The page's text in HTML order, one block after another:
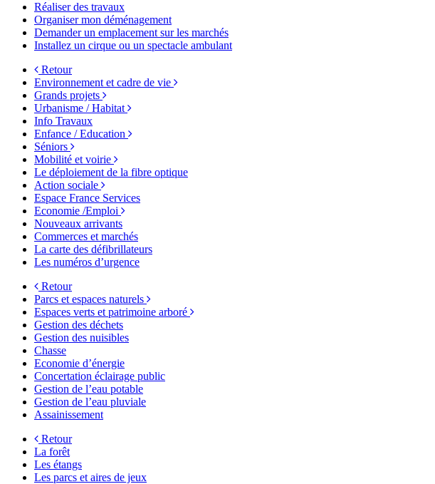
Réaliser des travaux
Organiser mon déménagement
Demander un emplacement sur les marchés
Installez un cirque ou un spectacle ambulant
Retour
Environnement et cadre de vie
Grands projets
Urbanisme / Habitat
Info Travaux
Enfance / Education
Séniors
Mobilité et voirie
Le déploiement de la fibre optique
Action sociale
Espace France Services
Economie /Emploi
Nouveaux arrivants
Commerces et marchés
La carte des défibrillateurs
Les numéros d’urgence
Retour
Parcs et espaces naturels
Espaces verts et patrimoine arboré
Gestion des déchets
Gestion des nuisibles
Chasse
Economie d’énergie
Concertation éclairage public
Gestion de l’eau potable
Gestion de l’eau pluviale
Assainissement
Retour
La forêt
Les étangs
Les parcs et aires de jeux